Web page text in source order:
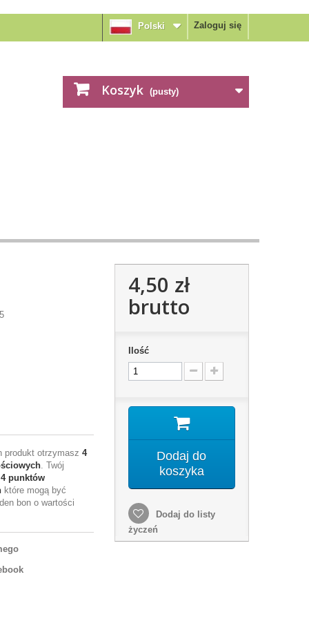
Zaloguj się
Polski
Koszyk (pusty)
produkt otrzymasz 4
. Twój
4punktów
które mogą być
bon o wartości
4,50 zł
brutto
Ilość
Dodaj do
koszyka
Dodaj do listy
życzeń